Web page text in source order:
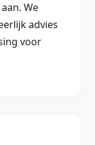
We
advies
voor